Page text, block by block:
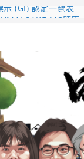
示 (GI) 認定一覽表
年老酒藏殺入股票
市背後的密碼
說上手 – 山形純米大
承 ～ くどき上手